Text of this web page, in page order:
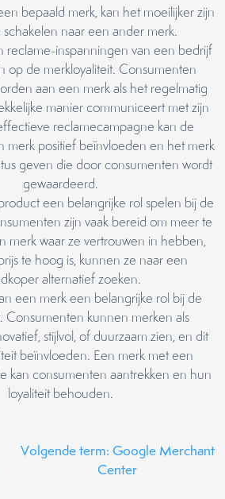
bepaald merk, kan het moeilijker zijn
naar een ander merk.
reclame-inspanningen van een bedrijf
op de merkloyaliteit. Consumenten
aan een merk als het regelmatig
manier communiceert met zijn
reclamecampagne kan de
merk positief beïnvloeden en het merk
geven die door consumenten wordt
gewaardeerd.
een belangrijke rol spelen bij de
zijn vaak bereid om meer te
merk waar ze vertrouwen in hebben,
te hoog is, kunnen ze naar een
alternatief zoeken.
een merk een belangrijke rol bij de
Consumenten kunnen merken als
stijlvol, of duurzaam zien, en dit
beïnvloeden. Een merk met een
kan consumenten aantrekken en hun
loyaliteit behouden.
Volgende term: Google Merchant
Center